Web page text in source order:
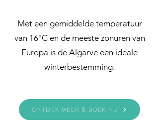
Met een gemiddelde temperatuur
van 16°C en de meeste zonuren van
Europa is de Algarve een ideale
winterbestemming.
ONTDEK MEER & BOEK NU